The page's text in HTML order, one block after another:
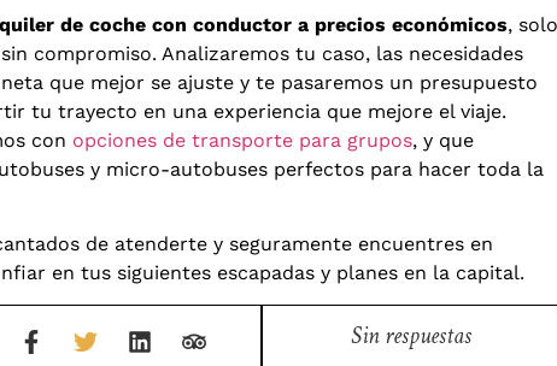
de coche con conductor a precios económicos, solo
compromiso. Analizaremos tu caso, las necesidades
que mejor se ajuste y te pasaremos un presupuesto
tu trayecto en una experiencia que mejore el viaje.
con opciones de transporte para grupos, y que
y micro-autobuses perfectos para hacer toda la
de atenderte y seguramente encuentres en
en tus siguientes escapadas y planes en la capital.
Sin respuestas